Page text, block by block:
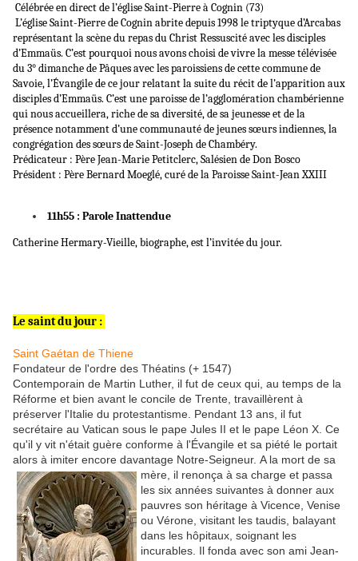
Célébrée en direct de l’église Saint-Pierre à Cognin (73)
L’église Saint-Pierre de Cognin abrite depuis 1998 le triptyque d’Arcabas
représentant la scène du repas du Christ Ressuscité avec les disciples
d’Emmaüs. C’est pourquoi nous avons choisi de vivre la messe télévisée
du 3° dimanche de Pâques avec les paroissiens de cette commune de
Savoie, l’Évangile de ce jour relatant la suite du récit de l’apparition aux
disciples d’Emmaüs. C’est une paroisse de l’agglomération chambérienne
qui nous accueillera, riche de sa diversité, de sa jeunesse et de la
présence notamment d’une communauté de jeunes sœurs indiennes, la
congrégation des sœurs de Saint-Joseph de Chambéry.
Prédicateur : Père Jean-Marie Petitclerc, Salésien de Don Bosco
Président : Père Bernard Moeglé, curé de la Paroisse Saint-Jean XXIII
11h55 : Parole Inattendue
Catherine Hermary-Vieille, biographe, est l’invitée du jour.
Le saint du jour :
Saint Gaétan de Thiene
Fondateur de l'ordre des Théatins (+ 1547)
Contemporain de Martin Luther, il fut de ceux qui, au temps de la
Réforme et bien avant le concile de Trente, travaillèrent à
préserver l'Italie du protestantisme. Pendant 13 ans, il fut
secrétaire au Vatican sous le pape Jules II et le pape Léon X. Ce
qu'il y vit n'était guère conforme à l'Évangile et sa piété le portait
alors à imiter encore davantage Notre-Seigneur. A la mort de sa
mère, il renonça à sa charge et passa
les six années suivantes à donner aux
pauvres son héritage à Vicence, Venise
ou Vérone, visitant les taudis, balayant
dans les hôpitaux, soignant les
incurables. Il fonda avec son ami Jean-